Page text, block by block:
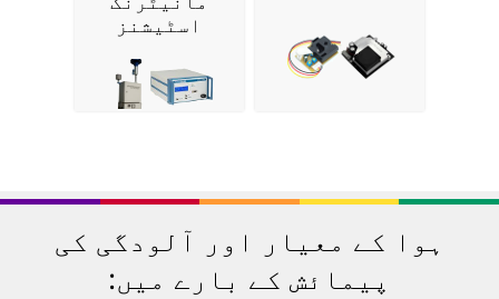
اسٹیشنز
ہوا کے معیار اور آلودگی کی
پیمائش کے بارے میں: